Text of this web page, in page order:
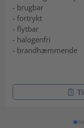
- brugbar
- fortrykt
- flytbar
- halogenfri
- brandhæmmende